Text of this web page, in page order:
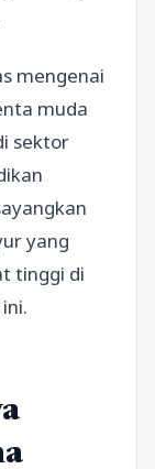
mengenai
muda
sektor
yang
tinggi di